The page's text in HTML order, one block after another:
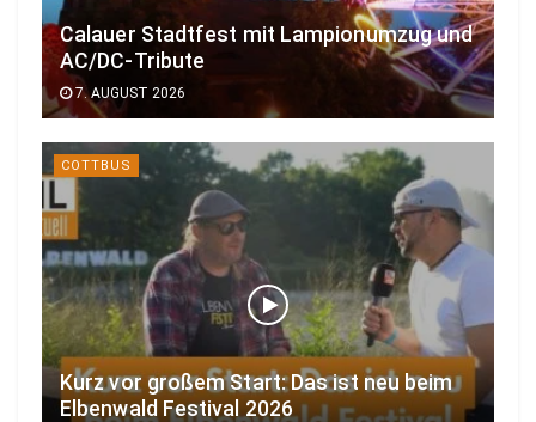
Calauer Stadtfest mit Lampionumzug und
AC/DC-Tribute
7. AUGUST 2026
COTTBUS
Kurz vor großem Start: Das ist neu beim
Elbenwald Festival 2026